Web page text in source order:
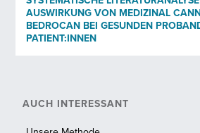
AUSWIRKUNG VON MEDIZINAL
BEDROCAN BEI GESUNDEN
PATIENT:INNEN
AUCH INTERESSANT